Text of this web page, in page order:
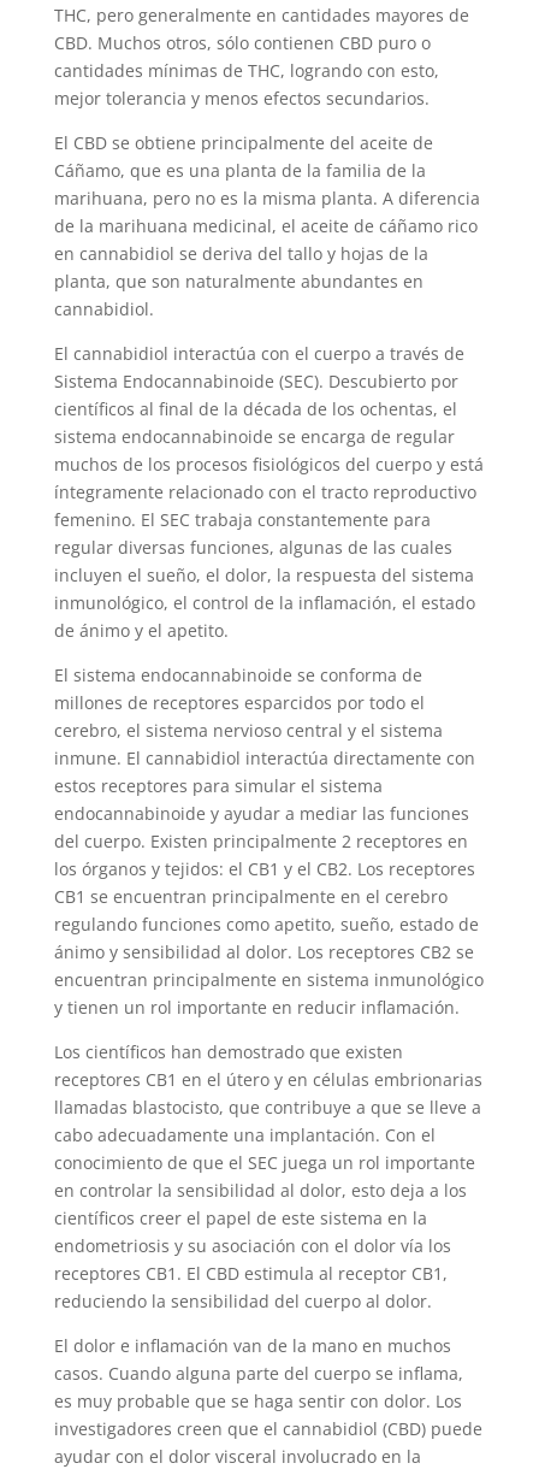
THC, pero generalmente en cantidades mayores de
CBD. Muchos otros, sólo contienen CBD puro o
cantidades mínimas de THC, logrando con esto,
mejor tolerancia y menos efectos secundarios.
El CBD se obtiene principalmente del aceite de
Cáñamo, que es una planta de la familia de la
marihuana, pero no es la misma planta. A diferencia
de la marihuana medicinal, el aceite de cáñamo rico
en cannabidiol se deriva del tallo y hojas de la
planta, que son naturalmente abundantes en
cannabidiol.
El cannabidiol interactúa con el cuerpo a través de
Sistema Endocannabinoide (SEC). Descubierto por
científicos al final de la década de los ochentas, el
sistema endocannabinoide se encarga de regular
muchos de los procesos fisiológicos del cuerpo y está
íntegramente relacionado con el tracto reproductivo
femenino. El SEC trabaja constantemente para
regular diversas funciones, algunas de las cuales
incluyen el sueño, el dolor, la respuesta del sistema
inmunológico, el control de la inflamación, el estado
de ánimo y el apetito.
El sistema endocannabinoide se conforma de
millones de receptores esparcidos por todo el
cerebro, el sistema nervioso central y el sistema
inmune. El cannabidiol interactúa directamente con
estos receptores para simular el sistema
endocannabinoide y ayudar a mediar las funciones
del cuerpo. Existen principalmente 2 receptores en
los órganos y tejidos: el CB1 y el CB2. Los receptores
CB1 se encuentran principalmente en el cerebro
regulando funciones como apetito, sueño, estado de
ánimo y sensibilidad al dolor. Los receptores CB2 se
encuentran principalmente en sistema inmunológico
y tienen un rol importante en reducir inflamación.
Los científicos han demostrado que existen
receptores CB1 en el útero y en células embrionarias
llamadas blastocisto, que contribuye a que se lleve a
cabo adecuadamente una implantación. Con el
conocimiento de que el SEC juega un rol importante
en controlar la sensibilidad al dolor, esto deja a los
científicos creer el papel de este sistema en la
endometriosis y su asociación con el dolor vía los
receptores CB1. El CBD estimula al receptor CB1,
reduciendo la sensibilidad del cuerpo al dolor.
El dolor e inflamación van de la mano en muchos
casos. Cuando alguna parte del cuerpo se inflama,
es muy probable que se haga sentir con dolor. Los
investigadores creen que el cannabidiol (CBD) puede
ayudar con el dolor visceral involucrado en la